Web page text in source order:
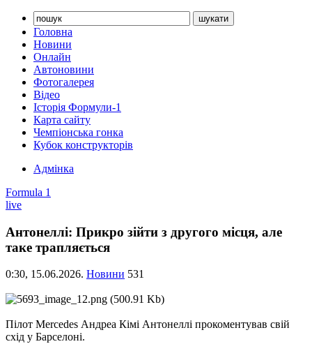
Головна
Новини
Онлайн
Автоновини
Фотогалерея
Відео
Історія Формули-1
Карта сайту
Чемпіонська гонка
Кубок конструкторів
Адмінка
Formula 1
live
Антонеллі: Прикро зійти з другого місця, але
таке трапляється
0:30, 15.06.2026. Новини 531
Пілот Mercedes Андреа Кімі Антонеллі прокоментував свій
схід у Барселоні.